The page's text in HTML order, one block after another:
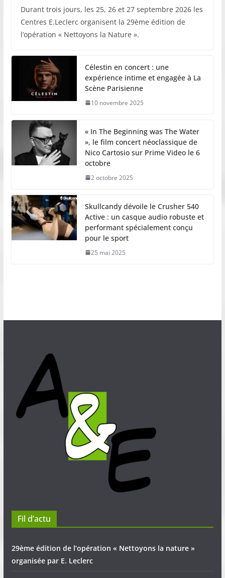
Durant trois jours, les 25, 26 et 27 septembre 2026 les
Centres E.Leclerc organisent la 29ème édition de
l’opération « Nettoyons la Nature ».
Célestin en concert : une
expérience intime et engagée à La
Scène Parisienne
10 novembre 2025
« In The Beginning was The Water
», le film concert néoclassique de
Nico Cartosio sur Prime Video le 6
octobre
2 octobre 2025
Skullcandy dévoile le Crusher 540
Active : un casque audio robuste et
performant spécialement conçu
pour le sport
25 mai 2025
Fil d’actu
29ème édition de l’opération « Nettoyons la nature »
organisée par E. Leclerc